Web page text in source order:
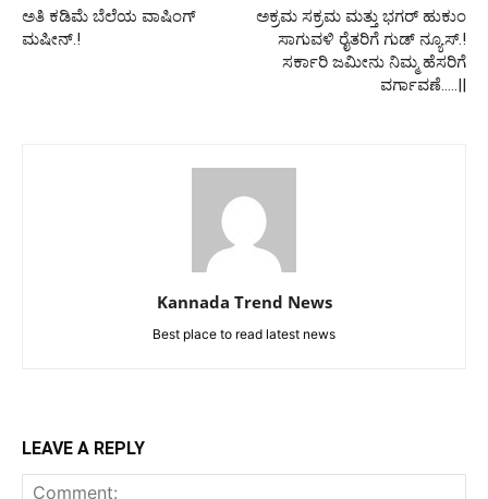
ಅತಿ ಕಡಿಮೆ ಬೆಲೆಯ ವಾಷಿಂಗ್
ಮಷೀನ್.!
ಅಕ್ರಮ ಸಕ್ರಮ ಮತ್ತು ಭಗರ್ ಹುಕುಂ
ಸಾಗುವಳಿ ರೈತರಿಗೆ ಗುಡ್ ನ್ಯೂಸ್.!
ಸರ್ಕಾರಿ ಜಮೀನು ನಿಮ್ಮ ಹೆಸರಿಗೆ
ವರ್ಗಾವಣೆ…..||
Kannada Trend News
Best place to read latest news
LEAVE A REPLY